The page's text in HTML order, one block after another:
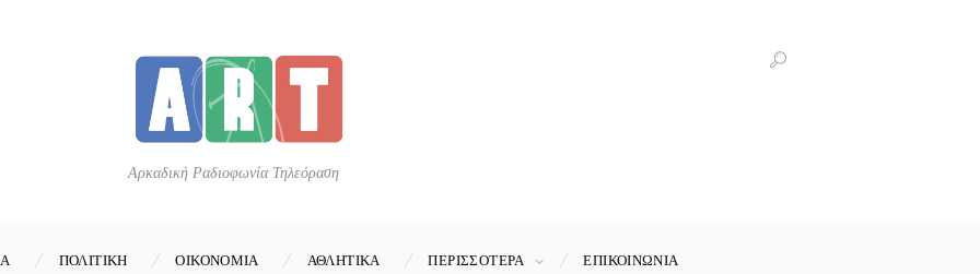
Αρκαδική Ραδιοφωνία Τηλεόραση
ΠΟΛΙΤΙΚΗ ΟΙΚΟΝΟΜΙΑ ΑΘΛΗΤΙΚΑ ΠΕΡΙΣΣΟΤΕΡΑ ΕΠΙΚΟΙΝΩΝΊΑ